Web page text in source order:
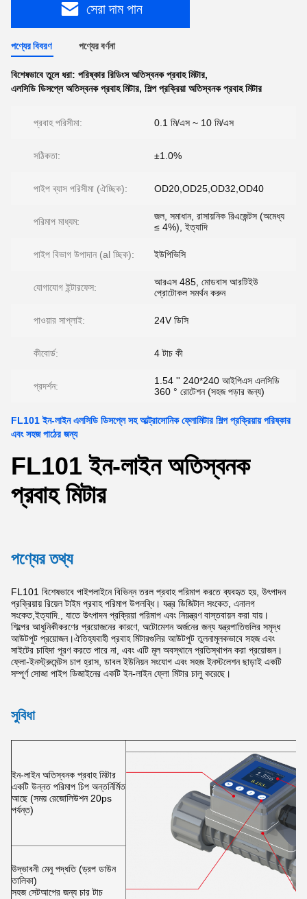
সেরা দাম পান
পণ্যের বিবরণ পণ্যের বর্ণনা
বিশেষভাবে তুলে ধরা: পরিষ্কার রিডিংস অতিস্বনক প্রবাহ মিটার,
এলসিডি ডিসপ্লে অতিস্বনক প্রবাহ মিটার, শিল্প প্রক্রিয়া অতিস্বনক প্রবাহ মিটার
প্রবাহ পরিসীমা: 0.1 মি/এস ~ 10 মি/এস
সঠিকতা: ±1.0%
পাইপ ব্যাস পরিসীমা (ঐচ্ছিক): OD20,OD25,OD32,OD40
পরিমাপ মাধ্যম:
জল, সমাধান, রাসায়নিক রিএজেন্টস (অমেধ্য
≤ 4%), ইত্যাদি
পাইপ বিভাগ উপাদান (al চ্ছিক): ইউপিভিসি
যোগাযোগ ইন্টারফেস:
আরএস 485, মোডবাস আরটিইউ
প্রোটোকল সমর্থন করুন
পাওয়ার সাপ্লাই: 24V ডিসি
কীবোর্ড: 4 টাচ কী
প্রদর্শন:
1.54 '' 240*240 আইপিএস এলসিডি
360 ° রোটেশন (সহজ পড়ার জন্য)
FL101 ইন-লাইন এলসিডি ডিসপ্লে সহ আল্ট্রাসোনিক ফ্লোমিটার শিল্প প্রক্রিয়ায় পরিষ্কার
এবং সহজ পাঠের জন্য
FL101 ইন-লাইন অতিস্বনক
প্রবাহ মিটার
পণ্যের তথ্য
FL101 বিশেষভাবে পাইপলাইনে বিভিন্ন তরল প্রবাহ পরিমাপ করতে ব্যবহৃত হয়, উৎপাদন
প্রক্রিয়ায় রিয়েল টাইম প্রবাহ পরিমাপ উপলব্ধি। যন্ত্র ডিজিটাল সংকেত, এনালগ
সংকেত,ইত্যাদি., যাতে উৎপাদন প্রক্রিয়া পরিমাপ এবং নিয়ন্ত্রণ বাস্তবায়ন করা যায়।
শিল্পের আধুনিকীকরণের প্রয়োজনের কারণে, অটোমেশন অর্জনের জন্য যন্ত্রপাতিগুলির সমৃদ্ধ
আউটপুট প্রয়োজন।ঐতিহ্যবাহী প্রবাহ মিটারগুলির আউটপুট তুলনামূলকভাবে সহজ এবং
সাইটের চাহিদা পূরণ করতে পারে না, এবং এটি মূল অবস্থানে প্রতিস্থাপন করা প্রয়োজন।
ফ্লো-ইনস্ট্রুমেন্টস চাপ হ্রাস, ডাবল ইউনিয়ন সংযোগ এবং সহজ ইনস্টলেশন ছাড়াই একটি
সম্পূর্ণ সোজা পাইপ ডিজাইনের একটি ইন-লাইন ফ্লো মিটার চালু করেছে।
সুবিধা
ইন-লাইন অতিস্বনক প্রবাহ মিটার
একটি উন্নত পরিমাপ চিপ অন্তর্নির্মিত
আছে (সময় রেজোলিউশন 20ps
পর্যন্ত)
উদ্ভাবনী মেনু পদ্ধতি (ড্রপ ডাউন
তালিকা)
সহজ সেটআপের জন্য চার টাচ